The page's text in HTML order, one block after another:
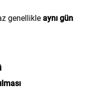
genellikle aynı gün